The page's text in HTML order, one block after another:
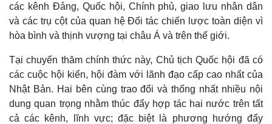
các kênh Đảng, Quốc hội, Chính phủ, giao lưu nhân dân
và các trụ cột của quan hệ Đối tác chiến lược toàn diện vì
hòa bình và thịnh vượng tại châu Á và trên thế giới.
Tại chuyến thăm chính thức này, Chủ tịch Quốc hội đã có
các cuộc hội kiến, hội đàm với lãnh đạo cấp cao nhất của
Nhật Bản. Hai bên cùng trao đổi và thống nhất nhiều nội
dung quan trọng nhằm thúc đẩy hợp tác hai nước trên tất
cả các kênh, lĩnh vực; đặc biệt là phương hướng đẩy